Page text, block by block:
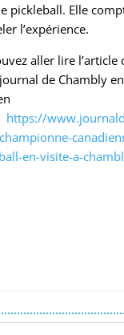
pickleball. Elle
l’expérience.
aller lire l’article
de Chambly
https://
en-visite-a-